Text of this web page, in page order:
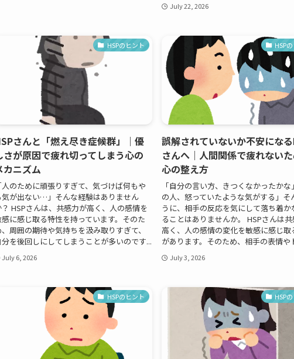
July 22, 2026
HSPのヒント
さんと「燃え尽き症候群」｜優
さが原因で疲れ切ってしまう心の
カニズム
人のために頑張りすぎて、気づけば何もや
気が出ない…」そんな経験はありません
？ HSPさんは、共感力が高く、人の感情を
に感じ取る特性を持っています。そのた
、周囲の期待や気持ちを汲み取りすぎて、
分を後回しにしてしまうことが多いのです...
July 6, 2026
HSP
誤解されていないか不安にな
さんへ｜人間関係で疲れない
心の整え方
「自分の言い方、きつくなかったかな
の人、怒っていたような気がする」そ
うに、相手の反応を気にして落ち着か
ることはありませんか。 HSPさんは
高く、人の感情の変化を敏感に感じ取
があります。そのため、相手の表情や
July 3, 2026
HSPのヒント HSP